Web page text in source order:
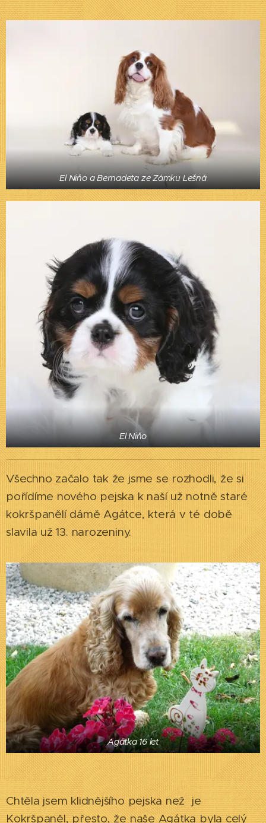
El Niňo a Bernadeta ze Zámku Lešná
El Niňo
Všechno začalo tak že jsme se rozhodli, že si
pořídíme nového pejska k naší už notně staré
kokršpanělí dámě Agátce, která v té době
slavila už 13. narozeniny.
Agátka 16 let
Chtěla jsem klidnějšího pejska než je
Kokršpaněl, přesto, že naše Agátka byla celý